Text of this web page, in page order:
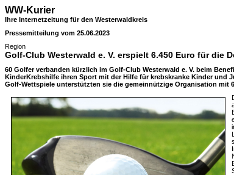
WW-Kurier
Ihre Internetzeitung für den Westerwaldkreis
Pressemitteilung vom 25.06.2023
Region
Golf-Club Westerwald e. V. erspielt 6.450 Euro für die
60 Golfer verbanden kürzlich im Golf-Club Westerwald e. V. beim
KinderKrebshilfe ihren Sport mit der Hilfe für krebskranke Kinder und
Golf-Wettspiele unterstützten sie die gemeinnützige Organisation mit